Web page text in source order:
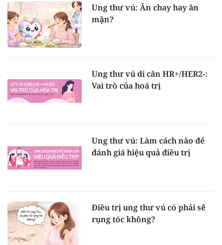
Ung thư vú: Ăn chay hay ăn
mặn?
Ung thư vú di căn HR+/HER2-:
Vai trò của hoá trị
Ung thư vú: Làm cách nào để
đánh giá hiệu quả điều trị
Điều trị ung thư vú có phải sẽ
rụng tóc không?